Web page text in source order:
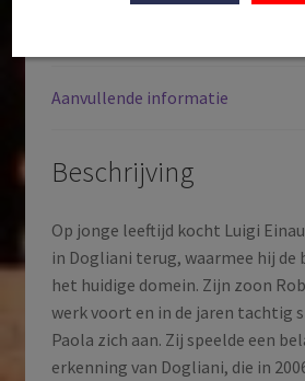
Aanvullende informatie
Beschrijving
Op jonge leeftijd kocht Luigi
in Dogliani terug, waarmee hij de
het huidige domein. Zijn zoon
werk voort en in de jaren tachtig
Paola zich aan. Zij speelde een
erkenning van Dogliani, die in